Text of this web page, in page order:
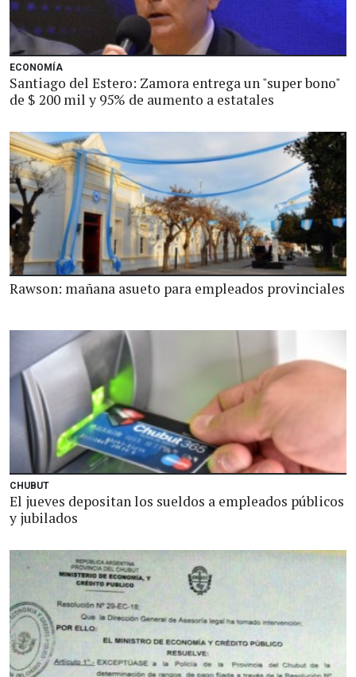
ECONOMÍA
Santiago del Estero: Zamora entrega un "super bono"
de $ 200 mil y 95% de aumento a estatales
Rawson: mañana asueto para empleados provinciales
CHUBUT
El jueves depositan los sueldos a empleados públicos
y jubilados